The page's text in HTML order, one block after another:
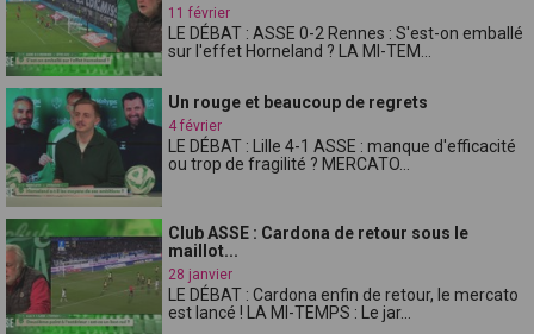
11 février
LE DÉBAT : ASSE 0-2 Rennes : S'est-on emballé
sur l'effet Horneland ? LA MI-TEM...
Un rouge et beaucoup de regrets
4 février
LE DÉBAT : Lille 4-1 ASSE : manque d'efficacité
ou trop de fragilité ? MERCATO...
Club ASSE : Cardona de retour sous le
maillot...
28 janvier
LE DÉBAT : Cardona enfin de retour, le mercato
est lancé ! LA MI-TEMPS : Le jar...